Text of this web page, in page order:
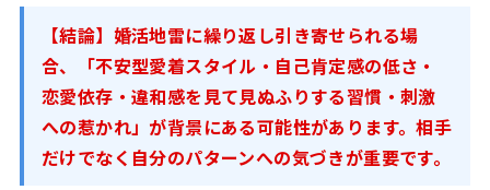
【結論】婚活地雷に繰り返し引き寄せられる場
合、「不安型愛着スタイル・自己肯定感の低さ・
恋愛依存・違和感を見て見ぬふりする習慣・刺激
への惹かれ」が背景にある可能性があります。相手
だけでなく自分のパターンへの気づきが重要です。